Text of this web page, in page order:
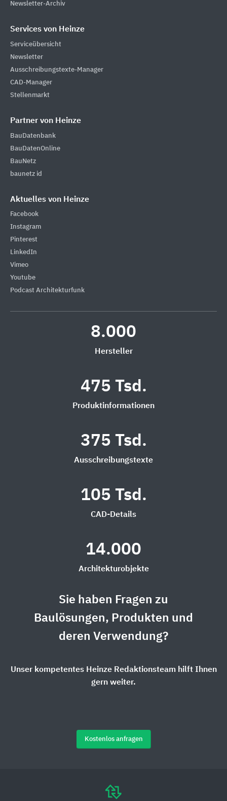
Newsletter-Archiv
Services von Heinze
Serviceübersicht
Newsletter
Ausschreibungstexte-Manager
CAD-Manager
Stellenmarkt
Partner von Heinze
BauDatenbank
BauDatenOnline
BauNetz
baunetz id
Aktuelles von Heinze
Facebook
Instagram
Pinterest
LinkedIn
Vimeo
Youtube
Podcast Architekturfunk
8.000
Hersteller
475 Tsd.
Produktinformationen
375 Tsd.
Ausschreibungstexte
105 Tsd.
CAD-Details
14.000
Architekturobjekte
Sie haben Fragen zu
Baulösungen, Produkten und
deren Verwendung?
Unser kompetentes Heinze Redaktionsteam hilft Ihnen
gern weiter.
Kostenlos anfragen